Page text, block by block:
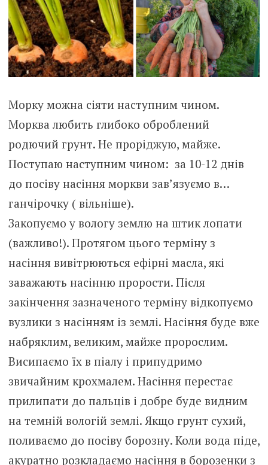
Морку можна сіяти наступним чином.
Морква любить глибоко оброблений
родючий грунт. Не проріджую, майже.
Поступаю наступним чином: за 10-12 днів
до посіву насіння моркви зав’язуємо в…
ганчірочку ( вільніше).
Закопуємо у вологу землю на штик лопати
(важливо!). Протягом цього терміну з
насіння вивітрюються ефірні масла, які
заважають насінню прорости. Після
закінчення зазначеного терміну відкопуємо
вузлики з насінням із землі. Насіння буде вже
набряклим, великим, майже пророслим.
Висипаємо їх в піалу і припудримо
звичайним крохмалем. Насіння перестає
прилипати до пальців і добре буде видним
на темній вологій землі. Якщо грунт сухий,
поливаємо до посіву борозну. Коли вода піде,
акуратно розкладаємо насіння в борозенки з